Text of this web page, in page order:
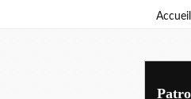
Accueil